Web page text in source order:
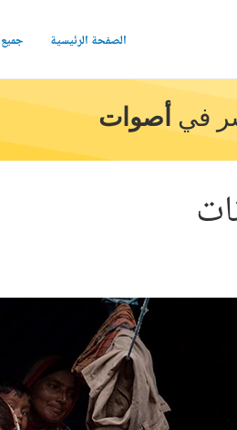
الصفحة الرئيسية
في أصوات